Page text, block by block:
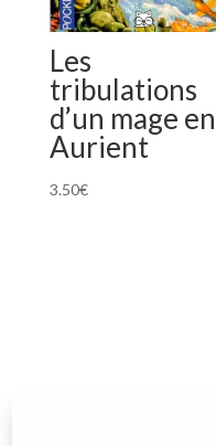
Les
tribulations
d’un mage en
Aurient
3.50€